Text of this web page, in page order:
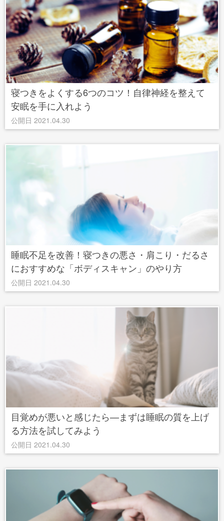
寝つきをよくする6つのコツ！自律神経を整えて
安眠を手に入れよう
公開日 2021.04.30
睡眠不足を改善！寝つきの悪さ・肩こり・だるさ
におすすめな「ボディスキャン」のやり方
公開日 2021.04.30
目覚めが悪いと感じたら—まずは睡眠の質を上げ
る方法を試してみよう
公開日 2021.04.30